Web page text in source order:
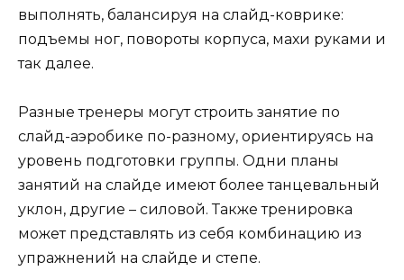
выполнять, балансируя на слайд-коврике:
подъемы ног, повороты корпуса, махи руками и
так далее.
Разные тренеры могут строить занятие по
слайд-аэробике по-разному, ориентируясь на
уровень подготовки группы. Одни планы
занятий на слайде имеют более танцевальный
уклон, другие – силовой. Также тренировка
может представлять из себя комбинацию из
упражнений на слайде и степе.